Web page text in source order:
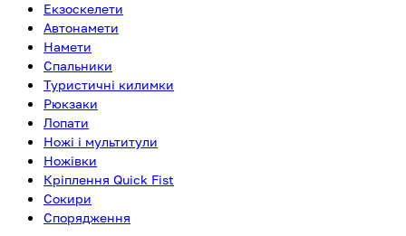
Екзоскелети
Автонамети
Намети
Спальники
Туристичні килимки
Рюкзаки
Лопати
Ножі і мультитули
Ножівки
Кріплення Quick Fist
Сокири
Спорядження